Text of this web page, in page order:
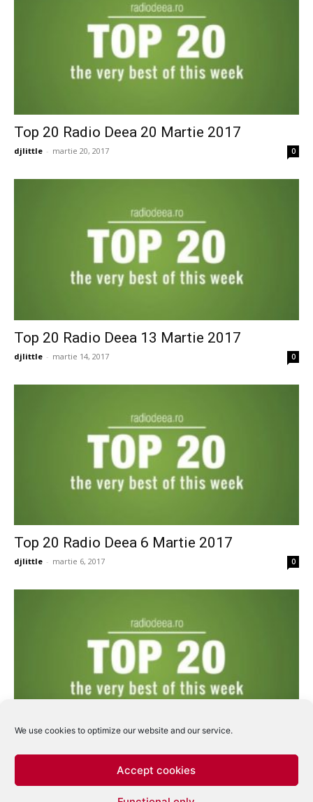
We use cookies to optimize our website and our service.
Accept cookies
Top 20 Radio Deea 20 Martie 2017
djlittle - martie 20, 2017 0
Top 20 Radio Deea 13 Martie 2017
djlittle - martie 14, 2017 0
Top 20 Radio Deea 6 Martie 2017
djlittle - martie 6, 2017 0
februarie 20, 2017